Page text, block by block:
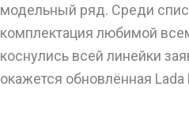
модельный ряд. Среди
комплектация любимой
коснулись всей линейки
окажется обновлённая Lada